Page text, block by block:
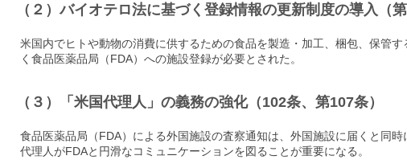
（２）バイオテロ法に基づく登録情報の更新制度の導入（第
米国内でヒトや動物の消費に供するための食品を製造・加工、梱包、保管
く食品医薬品局（FDA）への施設登録が必要とされた。
（３）「米国代理人」の義務の強化（102条、第107条）
食品医薬品局（FDA）による外国施設の査察通知は、外国施設に届くと同
代理人がFDAと円滑なコミュニケーションを図ることが重要になる。